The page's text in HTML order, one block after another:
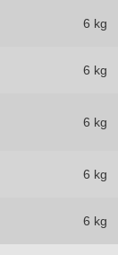
6 kg
6 kg
6 kg
6 kg
6 kg